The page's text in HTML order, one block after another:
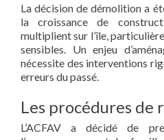
La décision de démolition a
la croissance de
multiplient sur l’île,
sensibles. Un enjeu
nécessite des interventions
erreurs du passé.
Les procédures de
L’ACFAV a décidé de